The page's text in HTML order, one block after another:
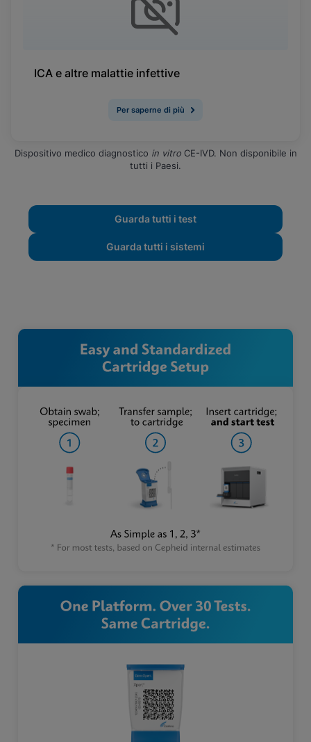
ICA e altre malattie infettive
Per saperne di più
Dispositivo medico diagnostico in vitroCE-IVD. Non disponibile in
tutti i Paesi.
Guarda tutti i test
Guarda tutti i sistemi